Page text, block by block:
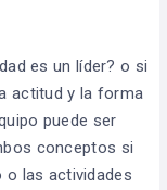
es un líder? o si
actitud y la forma
puede ser
conceptos si
o las actividades